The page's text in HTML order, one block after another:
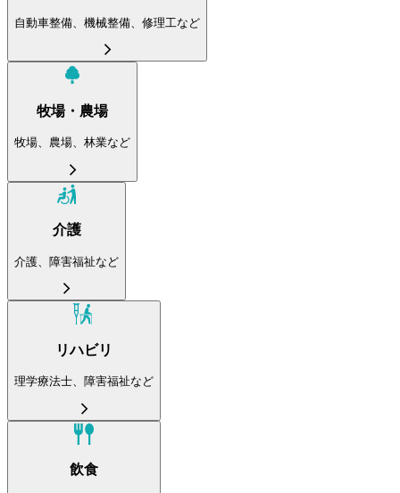
自動車整備、機械整備、修理工など
牧場・農場
牧場、農場、林業など
介護
介護、障害福祉など
リハビリ
理学療法士、障害福祉など
飲食